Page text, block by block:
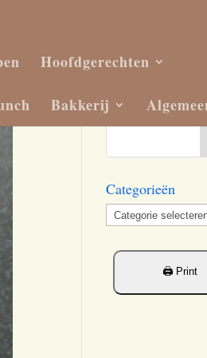
Hoofdgerechten
Bakkerij
Categorieën
Categorieën